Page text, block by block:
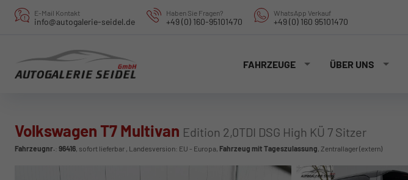
E-Mail Kontakt
info@autogalerie-seidel.de
Haben Sie Fragen?
+49 (0) 160-95101470
WhatsApp Verkauf
+49 (0) 160 95101470
FAHRZEUGE ÜBER UNS
Volkswagen T7 Multivan Edition 2,0TDI DSG High KÜ 7 Sitzer
Fahrzeugnr.: 96416, sofort lieferbar , Landesversion: EU - Europa, Fahrzeug mit Tageszulassung, Zentrallager (extern)